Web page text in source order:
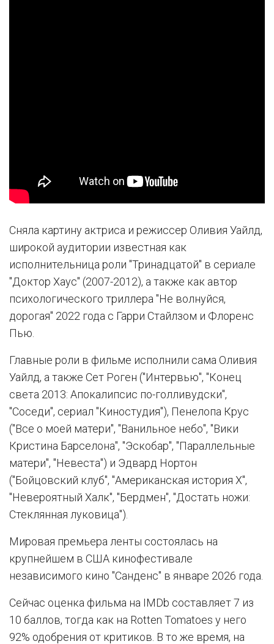
Сняла картину актриса и режиссер Оливия Уайлд,
широкой аудитории известная как
исполнительница роли "Тринадцатой" в сериале
"Доктор Хаус" (2007-2012), а также как автор
психологического триллера "Не волнуйся,
дорогая" 2022 года с Гарри Стайлзом и Флоренс
Пью.
Главные роли в фильме исполнили сама Оливия
Уайлд, а также Сет Роген ("Интервью", "Конец
света 2013: Апокалипсис по-голливудски",
"Соседи", сериал "Киностудия"), Пенелопа Крус
("Все о моей матери", "Ванильное небо", "Вики
Кристина Барселона", "Эскобар", "Параллельные
матери", "Невеста") и Эдвард Нортон
("Бойцовский клуб", "Американская история Х",
"Невероятный Халк", "Бердмен", "Достать ножи:
Стеклянная луковица").
Мировая премьера ленты состоялась на
крупнейшем в США кинофестивале
независимого кино "Санденс" в январе 2026 года.
Сейчас оценка фильма на IMDb составляет 7 из
10 баллов, тогда как на Rotten Tomatoes у него
92% одобрения от критиков. В то же время, на